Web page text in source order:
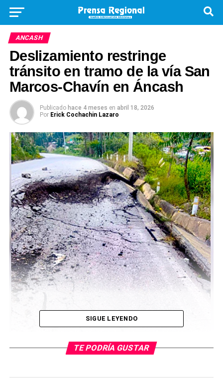
ANCASH
Deslizamiento restringe
tránsito en tramo de la vía San
Marcos-Chavín en Áncash
Publicado hace 4 meses en abril 18, 2026
Por Erick Cochachin Lazaro
SIGUE LEYENDO
TE PODRÍA GUSTAR